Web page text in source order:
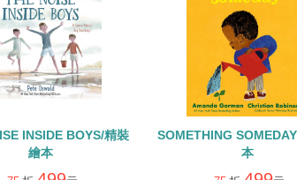
INSIDE BOYS/精裝
繪本
SOMETHING
本